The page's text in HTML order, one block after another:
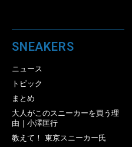
SNEAKERS
ニュース
トピック
まとめ
大人がこのスニーカーを買う理
由｜小澤匡行
教えて！ 東京スニーカー氏